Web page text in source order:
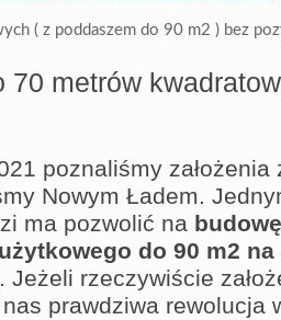
( z poddaszem do 90 m2 ) bez
metrów
poznaliśmy założenia
Nowym Ładem.
ma pozwolić na
do 90 m2 na
. Jeżeli rzeczywiście
prawdziwa rewolucja